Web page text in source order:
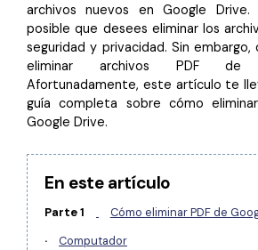
Legal
Sanidad
Finanzas
Gobierno
PDFelement para Windows
PDFelement para Mac
Videos tutoriales
PDFelement para iOS
Centro de conocimiento
Explorar más
archivos nuevos en Google
posible que desees eliminar los
seguridad y privacidad. Sin
eliminar archivos PDF de
Afortunadamente, este artículo te
guía completa sobre cómo
Google Drive.
En este artículo
Parte 1
Cómo eliminar PDF de
·
Computador